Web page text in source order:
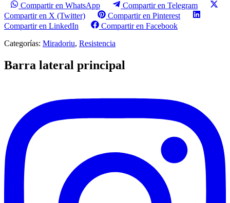
Compartir en WhatsApp
Compartir en Telegram
Compartir en X (Twitter)
Compartir en Pinterest
Compartir en LinkedIn
Compartir en Facebook
Categorías: Miradoriu, Resistencia
Barra lateral principal